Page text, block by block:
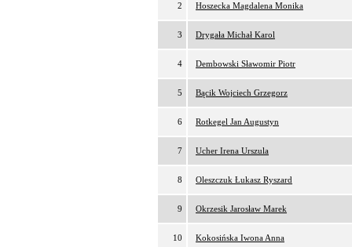
2 Hoszecka Magdalena Monika
3 Drygała Michał Karol
4 Dembowski Sławomir Piotr
5 Bącik Wojciech Grzegorz
6 Rotkegel Jan Augustyn
7 Ucher Irena Urszula
8 Oleszczuk Łukasz Ryszard
9 Okrzesik Jarosław Marek
10 Kokosińska Iwona Anna